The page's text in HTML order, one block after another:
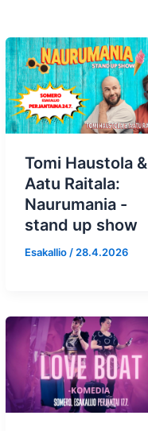
Tomi Haustola &
Aatu Raitala:
Naurumania -
stand up show
Esakallio / 28.4.2026